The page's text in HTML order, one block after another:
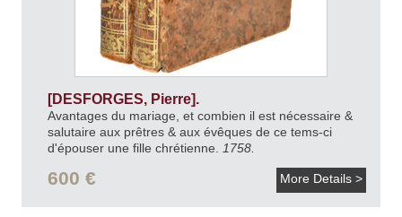
[DESFORGES, Pierre].
Avantages du mariage, et combien il est nécessaire &
salutaire aux prêtres & aux évêques de ce tems-ci
d'épouser une fille chrétienne.
1758.
600 € More Details >